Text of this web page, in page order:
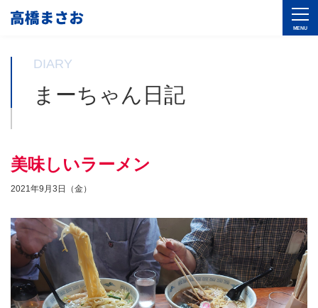
DIARY
まーちゃん日記
美味しいラーメン
2021年9月3日（金）